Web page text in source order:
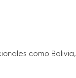
como Bolivia,